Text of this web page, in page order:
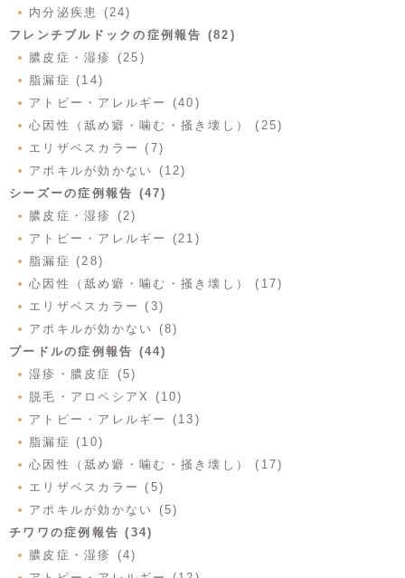
内分泌疾患 (24)
フレンチブルドックの症例報告 (82)
膿皮症・湿疹 (25)
脂漏症 (14)
アトピー・アレルギー (40)
心因性（舐め癖・噛む・掻き壊し） (25)
エリザベスカラー (7)
アポキルが効かない (12)
シーズーの症例報告 (47)
膿皮症・湿疹 (2)
アトピー・アレルギー (21)
脂漏症 (28)
心因性（舐め癖・噛む・掻き壊し） (17)
エリザベスカラー (3)
アポキルが効かない (8)
プードルの症例報告 (44)
湿疹・膿皮症 (5)
脱毛・アロペシアX (10)
アトピー・アレルギー (13)
脂漏症 (10)
心因性（舐め癖・噛む・掻き壊し） (17)
エリザベスカラー (5)
アポキルが効かない (5)
チワワの症例報告 (34)
膿皮症・湿疹 (4)